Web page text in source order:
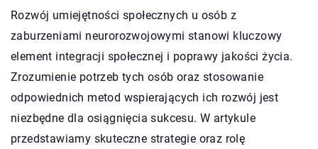
Rozwój umiejętności społecznych u osób z
zaburzeniami neurorozwojowymi stanowi kluczowy
element integracji społecznej i poprawy jakości życia.
Zrozumienie potrzeb tych osób oraz stosowanie
odpowiednich metod wspierających ich rozwój jest
niezbędne dla osiągnięcia sukcesu. W artykule
przedstawiamy skuteczne strategie oraz rolę